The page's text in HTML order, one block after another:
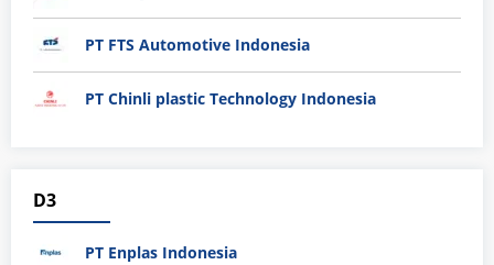
PT FTS Automotive Indonesia
PT Chinli plastic Technology Indonesia
D3
PT Enplas Indonesia